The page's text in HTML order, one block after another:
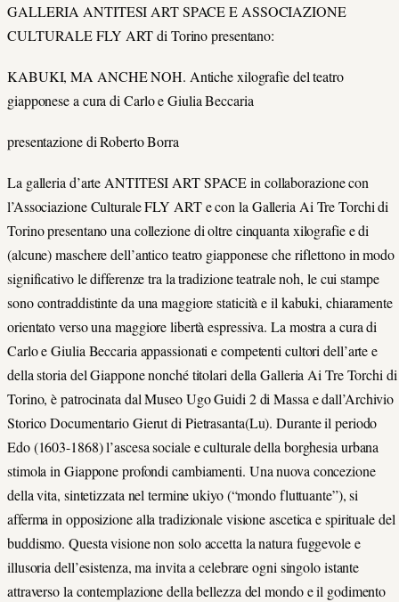
GALLERIA ANTITESI ART SPACE E ASSOCIAZIONE
CULTURALE FLY ART di Torino presentano:
KABUKI, MA ANCHE NOH. Antiche xilografie del teatro
giapponese a cura di Carlo e Giulia Beccaria
presentazione di Roberto Borra
La galleria d’arte ANTITESI ART SPACE in collaborazione con
l’Associazione Culturale FLY ART e con la Galleria Ai Tre Torchi di
Torino presentano una collezione di oltre cinquanta xilografie e di
(alcune) maschere dell’antico teatro giapponese che riflettono in modo
significativo le differenze tra la tradizione teatrale noh, le cui stampe
sono contraddistinte da una maggiore staticità e il kabuki, chiaramente
orientato verso una maggiore libertà espressiva. La mostra a cura di
Carlo e Giulia Beccaria appassionati e competenti cultori dell’arte e
della storia del Giappone nonché titolari della Galleria Ai Tre Torchi di
Torino, è patrocinata dal Museo Ugo Guidi 2 di Massa e dall’Archivio
Storico Documentario Gierut di Pietrasanta(Lu). Durante il periodo
Edo (1603-1868) l’ascesa sociale e culturale della borghesia urbana
stimola in Giappone profondi cambiamenti. Una nuova concezione
della vita, sintetizzata nel termine ukiyo (“mondo fluttuante”), si
afferma in opposizione alla tradizionale visione ascetica e spirituale del
buddismo. Questa visione non solo accetta la natura fuggevole e
illusoria dell’esistenza, ma invita a celebrare ogni singolo istante
attraverso la contemplazione della bellezza del mondo e il godimento